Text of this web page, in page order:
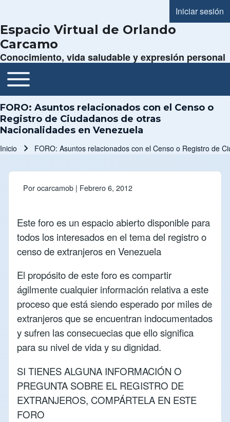
Menú de
Iniciar sesión
Espacio Virtual de Orlando
Carcamo
Conocimiento, vida saludable y expresión personal
Navegación principal
Toggle main menu
FORO: Asuntos relacionados con el Censo o
Registro de Ciudadanos de otras
Nacionalidades en Venezuela
Inicio FORO: Asuntos relacionados con el Censo o Registro de
Porocarcamob | Febrero 6, 2012
Este foro es un espacio abierto disponible para
todos los interesados en el tema del registro o
censo de extranjeros en Venezuela
El propósito de este foro es compartir
ágilmente cualquier información relativa a este
proceso que está siendo esperado por miles de
extranjeros que se encuentran indocumentados
y sufren las consecuecias que ello significa
para su nivel de vida y su dignidad.
SI TIENES ALGUNA INFORMACIÓN O
PREGUNTA SOBRE EL REGISTRO DE
EXTRANJEROS, COMPÁRTELA EN ESTE
FORO